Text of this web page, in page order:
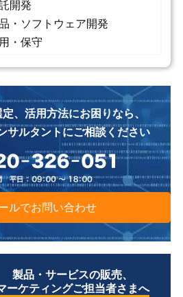
開発
・ソフトウェア開発
・保守
、活用方法にお困りなら、
サルタントにご相談ください
ルでお問い合わせ
製品・サービスの販売、
ーケティングご担当者さまへ